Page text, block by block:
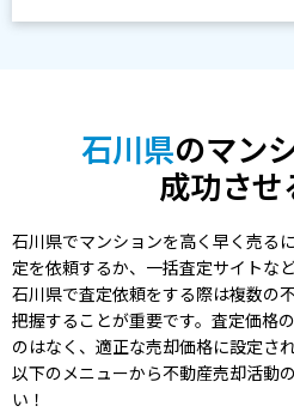
石川県のマン
成功さ
石川県でマンションを高く早く売る
定を依頼するか、一括査定サイトな
石川県で査定依頼をする際は複数の
把握することが重要です。査定価格
のはなく、適正な売却価格に設定さ
以下のメニューから不動産売却活動
い！